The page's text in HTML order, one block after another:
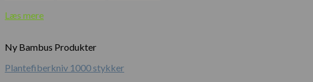
Læs mere
Ny Bambus Produkter
Plantefiberkniv 1000 stykker